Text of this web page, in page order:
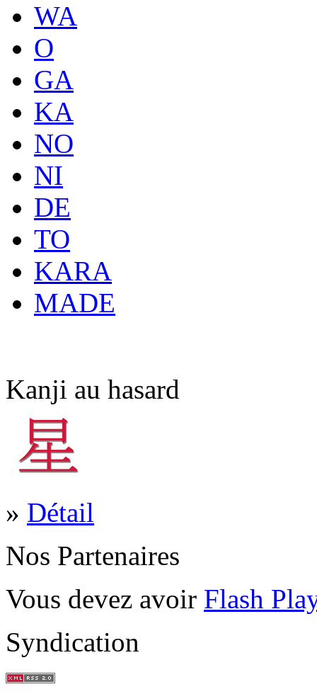
WA
O
GA
KA
NO
NI
DE
TO
KARA
MADE
Kanji au hasard
» Détail
Nos Partenaires
Vous devez avoir Flash
Syndication